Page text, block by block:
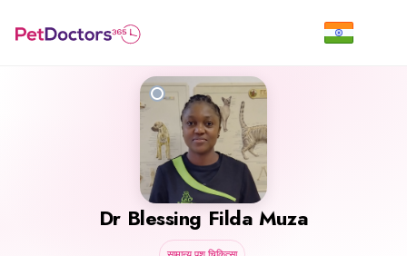
Dr Blessing Filda Muza